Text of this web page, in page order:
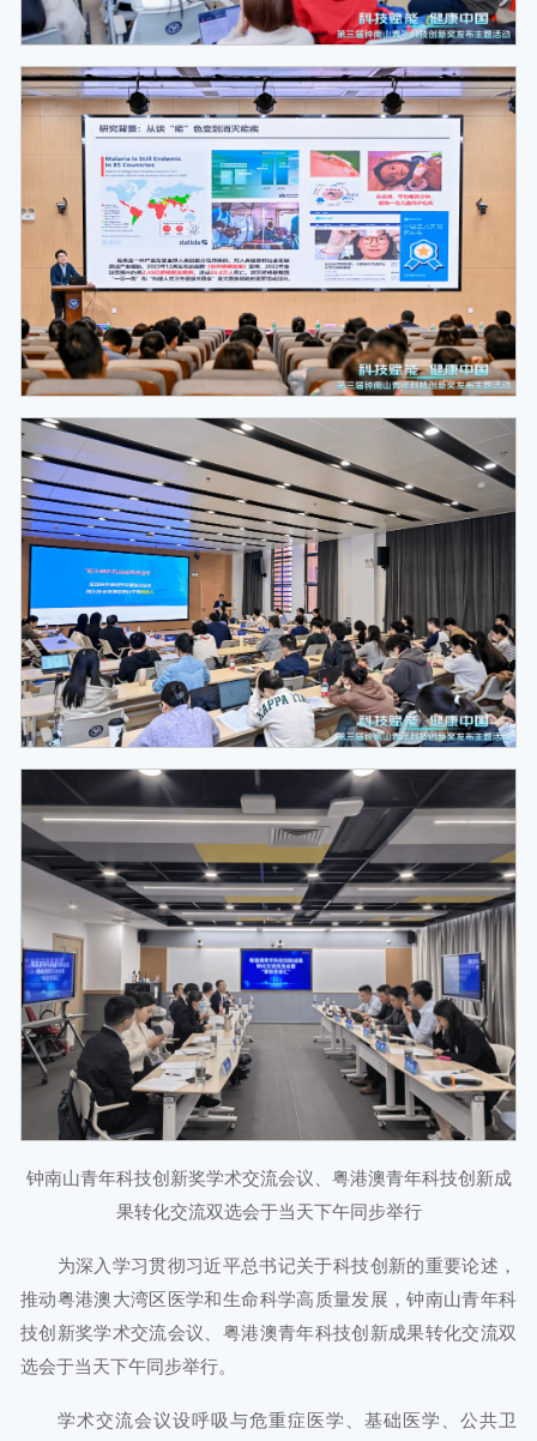
钟南山青年科技创新奖学术交流会议、粤港澳青年科技创新成
果转化交流双选会于当天下午同步举行
为深入学习贯彻习近平总书记关于科技创新的重要论述，
推动粤港澳大湾区医学和生命科学高质量发展，钟南山青年科
技创新奖学术交流会议、粤港澳青年科技创新成果转化交流双
选会于当天下午同步举行。
学术交流会议设呼吸与危重症医学、基础医学、公共卫